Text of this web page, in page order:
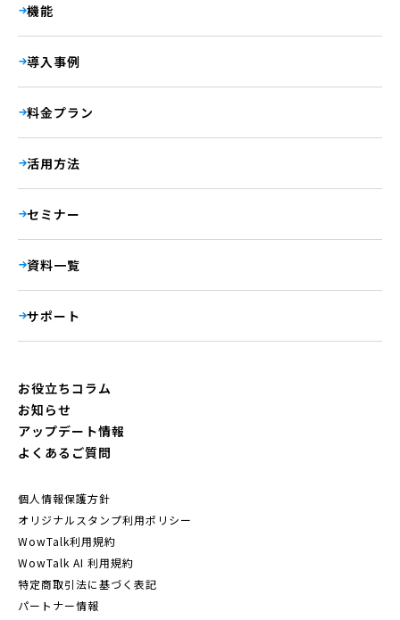
機能
導入事例
料金プラン
活用方法
セミナー
資料一覧
サポート
お役立ちコラム
お知らせ
アップデート情報
よくあるご質問
個人情報保護方針
オリジナルスタンプ利用ポリシー
WowTalk利用規約
WowTalk AI 利用規約
特定商取引法に基づく表記
パートナー情報